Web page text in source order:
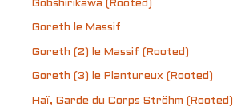
Gobshirikawa (Rooted)
Goreth le Massif
Goreth (2) le Massif (Rooted)
Goreth (3) le Plantureux (Rooted)
Haï, Garde du Corps Ströhm (Rooted)